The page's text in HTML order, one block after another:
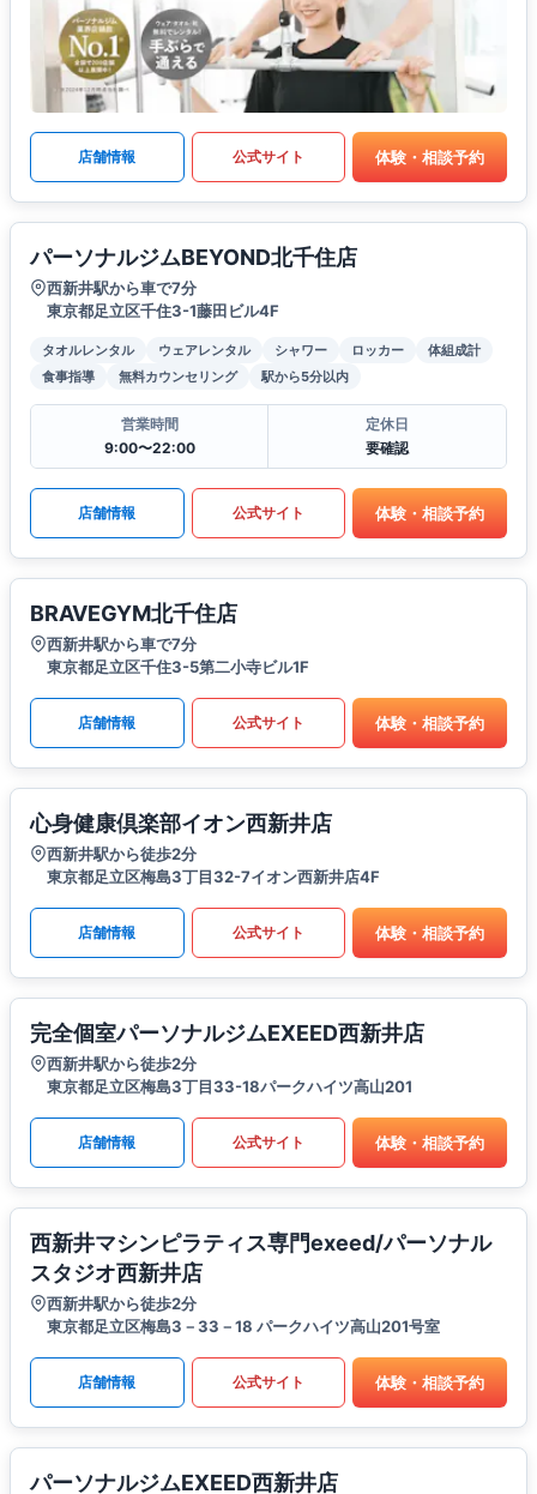
店舗情報 公式サイト 体験・相談予約
パーソナルジムBEYOND北千住店
西新井駅から車で7分
東京都足立区千住3-1藤田ビル4F
タオルレンタル ウェアレンタル シャワー ロッカー
体組成計
食事指導
無料カウンセリング 駅から5分以内
営業時間
9:00〜22:00
定休日
要確認
店舗情報 公式サイト 体験・相談予約
BRAVEGYM北千住店
西新井駅から車で7分
東京都足立区千住3-5第二小寺ビル1F
店舗情報 公式サイト 体験・相談予約
心身健康倶楽部イオン西新井店
西新井駅から徒歩2分
東京都足立区梅島3丁目32-7イオン西新井店4F
店舗情報 公式サイト 体験・相談予約
完全個室パーソナルジムEXEED西新井店
西新井駅から徒歩2分
東京都足立区梅島3丁目33-18パークハイツ高山201
店舗情報 公式サイト 体験・相談予約
西新井マシンピラティス専門exeed/パーソナル
スタジオ西新井店
西新井駅から徒歩2分
東京都足立区梅島3－33－18 パークハイツ高山201号室
店舗情報 公式サイト 体験・相談予約
パーソナルジムEXEED西新井店